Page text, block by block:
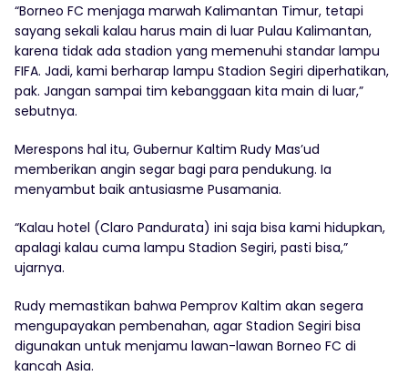
“Borneo FC menjaga marwah Kalimantan Timur, tetapi
sayang sekali kalau harus main di luar Pulau Kalimantan,
karena tidak ada stadion yang memenuhi standar lampu
FIFA. Jadi, kami berharap lampu Stadion Segiri diperhatikan,
pak. Jangan sampai tim kebanggaan kita main di luar,”
sebutnya.
Merespons hal itu, Gubernur Kaltim Rudy Mas’ud
memberikan angin segar bagi para pendukung. Ia
menyambut baik antusiasme Pusamania.
“Kalau hotel (Claro Pandurata) ini saja bisa kami hidupkan,
apalagi kalau cuma lampu Stadion Segiri, pasti bisa,”
ujarnya.
Rudy memastikan bahwa Pemprov Kaltim akan segera
mengupayakan pembenahan, agar Stadion Segiri bisa
digunakan untuk menjamu lawan-lawan Borneo FC di
kancah Asia.